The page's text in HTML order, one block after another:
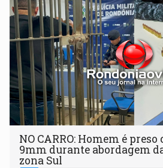
NO CARRO: Homem é
9mm durante abordagem
zona Sul